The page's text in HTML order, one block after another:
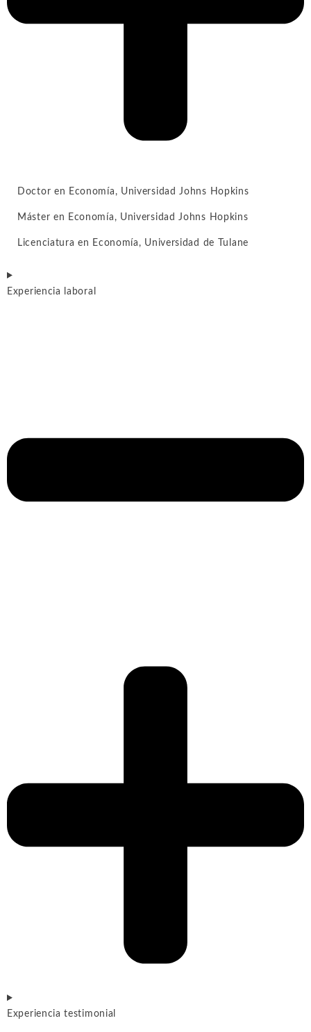
Doctor en Economía, Universidad Johns Hopkins
Máster en Economía, Universidad Johns Hopkins
Licenciatura en Economía, Universidad de Tulane
Experiencia laboral
Experiencia testimonial